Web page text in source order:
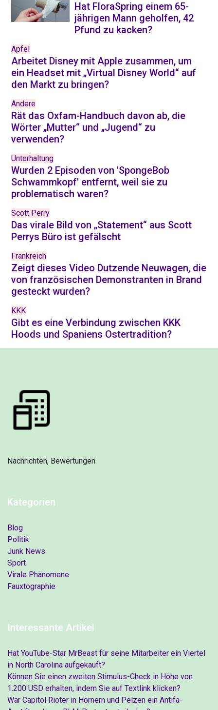
Hat FloraSpring einem 65-
jährigen Mann geholfen, 42
Pfund zu kacken?
Apfel
Arbeitet Disney mit Apple zusammen, um
ein Headset mit „Virtual Disney World“ auf
den Markt zu bringen?
Andere
Rät das Oxfam-Handbuch davon ab, die
Wörter „Mutter“ und „Jugend“ zu
verwenden?
Unterhaltung
Wurden 2 Episoden von 'SpongeBob
Schwammkopf' entfernt, weil sie zu
problematisch waren?
Scott Perry
Das virale Bild von „Statement“ aus Scott
Perrys Büro ist gefälscht
Frankreich
Zeigt dieses Video Dutzende Neuwagen, die
von französischen Demonstranten in Brand
gesteckt wurden?
KKK
Gibt es eine Verbindung zwischen KKK
Hoods und Spaniens Ostertradition?
Nachrichten, Bewertungen
Kategorien
Blog
Politik
Junk News
Sport
Virale Phänomene
Fauxtographie
Interessante Artikel
Hat YouTube-Star MrBeast für seine Mitarbeiter ein Viertel
in North Carolina aufgekauft?
Können Sie einen zweiten Stimulus-Check in Höhe von
1.200 USD erhalten, indem Sie auf Textlink klicken?
War Capitol Rioter in Hörnern und Pelzen ein Antifa-